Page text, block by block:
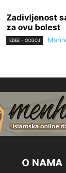
Zadivljenost
za ovu bolest
EDEB - ODGOJ
O NAMA